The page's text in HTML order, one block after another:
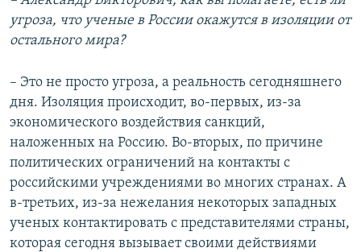
угроза, что ученые в России окажутся в изоляции от
остального мира?
– Это не просто угроза, а реальность сегодняшнего
дня. Изоляция происходит, во-первых, из-за
экономического воздействия санкций,
наложенных на Россию. Во-вторых, по причине
политических ограничений на контакты с
российскими учреждениями во многих странах. А
в-третьих, из-за нежелания некоторых западных
ученых контактировать с представителями страны,
которая сегодня вызывает своими действиями